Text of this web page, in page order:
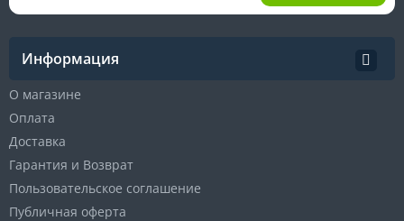
Информация
О магазине
Оплата
Доставка
Гарантия и Возврат
Пользовательское соглашение
Публичная оферта